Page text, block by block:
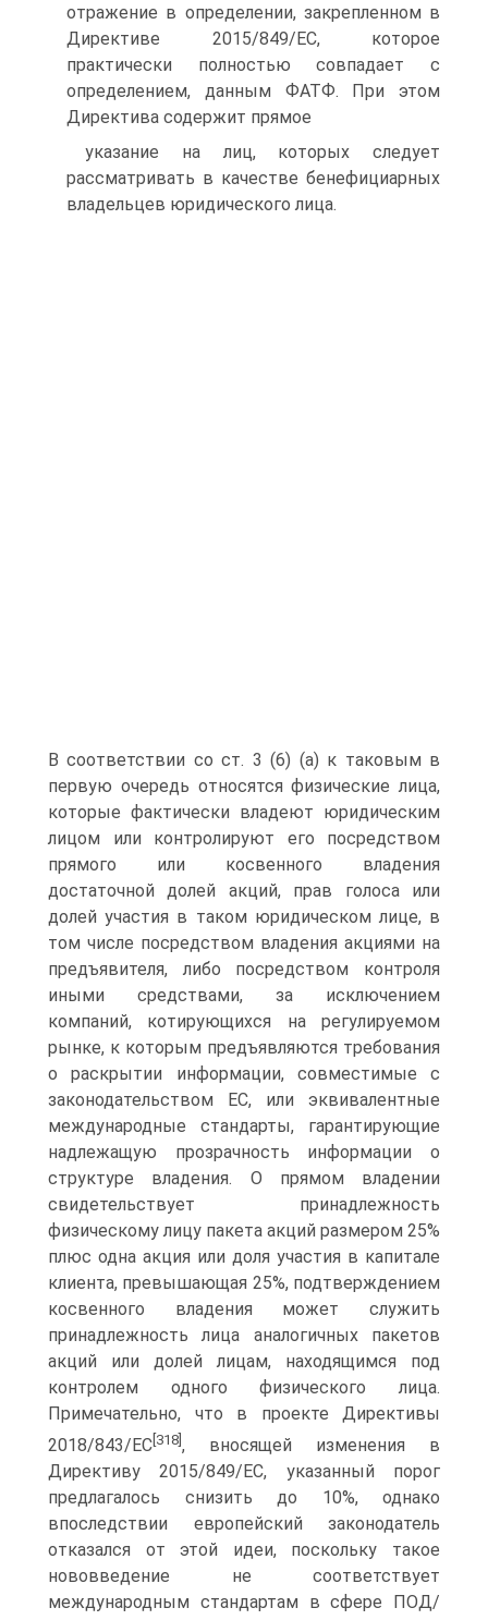
отражение в определении, закрепленном в
Директиве 2015/849/ЕС, которое
практически полностью совпадает с
определением, данным ФАТФ. При этом
Директива содержит прямое
указание на лиц, которых следует
рассматривать в качестве бенефициарных
владельцев юридического лица.
В соответствии со ст. 3 (6) (а) к таковым в
первую очередь относятся физические лица,
которые фактически владеют юридическим
лицом или контролируют его посредством
прямого или косвенного владения
достаточной долей акций, прав голоса или
долей участия в таком юридическом лице, в
том числе посредством владения акциями на
предъявителя, либо посредством контроля
иными средствами, за исключением
компаний, котирующихся на регулируемом
рынке, к которым предъявляются требования
о раскрытии информации, совместимые с
законодательством ЕС, или эквивалентные
международные стандарты, гарантирующие
надлежащую прозрачность информации о
структуре владения. О прямом владении
свидетельствует принадлежность
физическому лицу пакета акций размером 25%
плюс одна акция или доля участия в капитале
клиента, превышающая 25%, подтверждением
косвенного владения может служить
принадлежность лица аналогичных пакетов
акций или долей лицам, находящимся под
контролем одного физического лица.
Примечательно, что в проекте Директивы
2018/843/ЕС[318], вносящей изменения в
Директиву 2015/849/ЕС, указанный порог
предлагалось снизить до 10%, однако
впоследствии европейский законодатель
отказался от этой идеи, поскольку такое
нововведение не соответствует
международным стандартам в сфере ПОД/